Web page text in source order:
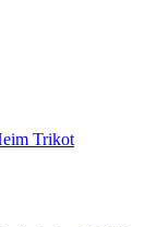
Trikot